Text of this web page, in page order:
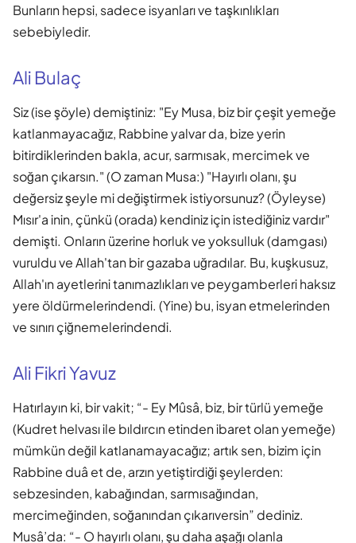
Bunların hepsi, sadece isyanları ve taşkınlıkları
sebebiyledir.
Ali Bulaç
Siz (ise şöyle) demiştiniz: "Ey Musa, biz bir çeşit yemeğe
katlanmayacağız, Rabbine yalvar da, bize yerin
bitirdiklerinden bakla, acur, sarmısak, mercimek ve
soğan çıkarsın." (O zaman Musa:) "Hayırlı olanı, şu
değersiz şeyle mi değiştirmek istiyorsunuz? (Öyleyse)
Mısır'a inin, çünkü (orada) kendiniz için istediğiniz vardır"
demişti. Onların üzerine horluk ve yoksulluk (damgası)
vuruldu ve Allah'tan bir gazaba uğradılar. Bu, kuşkusuz,
Allah'ın ayetlerini tanımazlıkları ve peygamberleri haksız
yere öldürmelerindendi. (Yine) bu, isyan etmelerinden
ve sınırı çiğnemelerindendi.
Ali Fikri Yavuz
Hatırlayın ki, bir vakit; “- Ey Mûsâ, biz, bir türlü yemeğe
(Kudret helvası ile bıldırcın etinden ibaret olan yemeğe)
mümkün değil katlanamayacağız; artık sen, bizim için
Rabbine duâ et de, arzın yetiştirdiği şeylerden:
sebzesinden, kabağından, sarmısağından,
mercimeğinden, soğanından çıkarıversin” dediniz.
Musâ’da: “- O hayırlı olanı, şu daha aşağı olanla